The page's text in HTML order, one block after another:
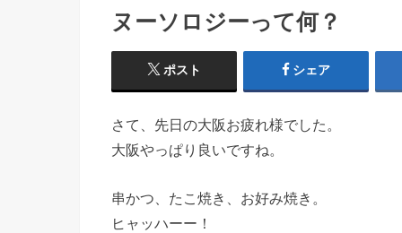
ヌーソロジーって何？
ポスト シェア
さて、先日の大阪お疲れ様でした。
大阪やっぱり良いですね。
串かつ、たこ焼き、お好み焼き。
ヒャッハーー！